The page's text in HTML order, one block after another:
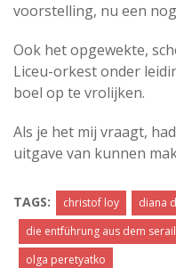
voorstelling, nu een
Ook het opgewekte,
Liceu-orkest onder
boel op te vrolijken.
Als je het mij vraagt,
uitgave van kunnen
TAGS: christof loy
diana
die entführung aus dem serail
olga peretyatko